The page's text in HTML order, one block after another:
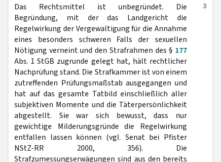
3
Das Rechtsmittel ist unbegründet. Die
Begründung, mit der das Landgericht die
Regelwirkung der Vergewaltigung für die Annahme
eines besonders schweren Falls der sexuellen
Nötigung verneint und den Strafrahmen des § 177
Abs. 1 StGB zugrunde gelegt hat, hält rechtlicher
Nachprüfung stand. Die Strafkammer ist von einem
zutreffenden Prüfungsmaßstab ausgegangen und
hat auf das gesamte Tatbild einschließlich aller
subjektiven Momente und die Täterpersönlichkeit
abgestellt. Sie war sich bewusst, dass nur
gewichtige Milderungsgründe die Regelwirkung
entfallen lassen können (vgl. Senat bei Pfister
NStZ-RR 2000, 356). Die
Strafzumessungserwägungen sind aus den bereits